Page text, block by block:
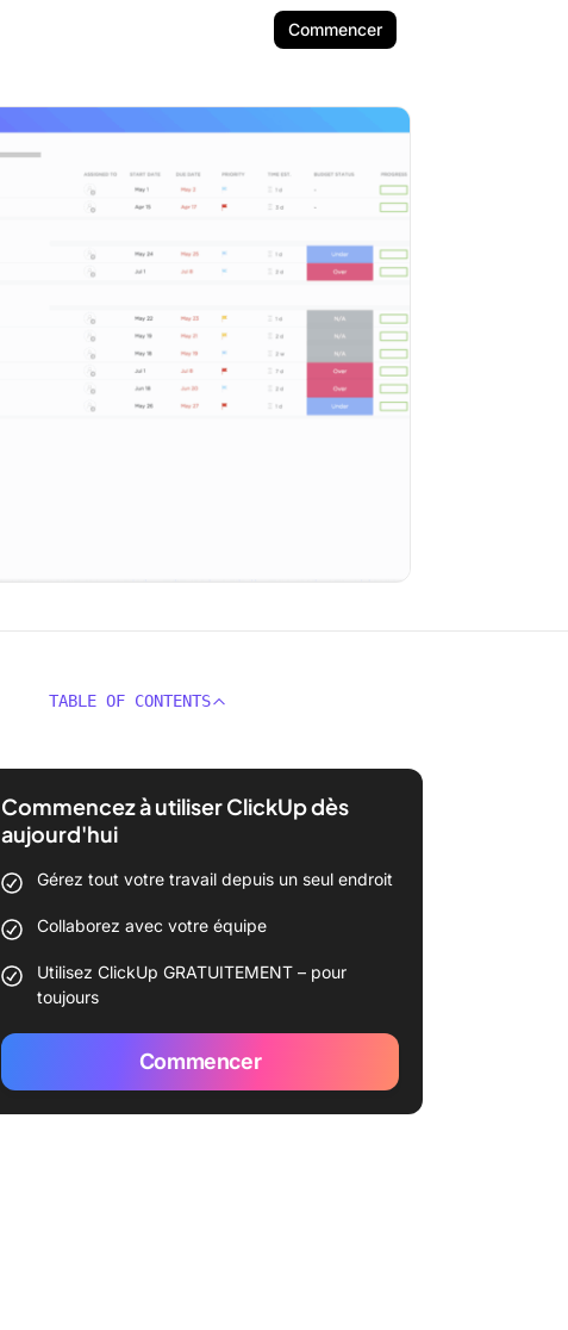
Commencer
TABLE OF CONTENTS
Commencez à utiliser ClickUp dès
aujourd'hui
Gérez tout votre travail depuis un seul endroit
Collaborez avec votre équipe
Utilisez ClickUp GRATUITEMENT – pour
toujours
Commencer